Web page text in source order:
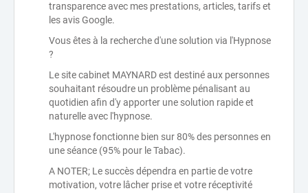
transparence avec mes prestations, articles, tarifs et
les avis Google.
Vous êtes à la recherche d'une solution via l'Hypnose
?
Le site cabinet MAYNARD est destiné aux personnes
souhaitant résoudre un problème pénalisant au
quotidien afin d'y apporter une solution rapide et
naturelle avec l'hypnose.
L'hypnose fonctionne bien sur 80% des personnes en
une séance (95% pour le Tabac).
A NOTER; Le succès dépendra en partie de votre
motivation, votre lâcher prise et votre réceptivité